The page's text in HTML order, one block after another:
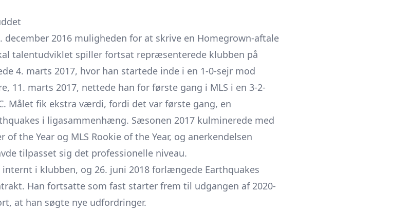
december 2016 muligheden for at skrive en Homegrown-aftale
talentudviklet spiller fortsat repræsenterede klubben på
4. marts 2017, hvor han startede inde i en 1-0-sejr mod
11. marts 2017, nettede han for første gang i MLS i en 3-2-
Målet fik ekstra værdi, fordi det var første gang, en
i ligasammenhæng. Sæsonen 2017 kulminerede med
the Year og MLS Rookie of the Year, og anerkendelsen
tilpasset sig det professionelle niveau.
i klubben, og 26. juni 2018 forlængede Earthquakes
Han fortsatte som fast starter frem til udgangen af 2020-
at han søgte nye udfordringer.